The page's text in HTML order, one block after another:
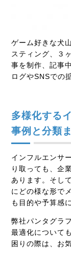
ゲーム好きな犬
スティング、３
事を制作、記事
ログやSNSでの
多様化する
事例と分類
インフルエンサ
り取っても、企
あります。そし
にどの様な形で
も目的や予算感
弊社パンタグラ
最適化について
困りの際は、お